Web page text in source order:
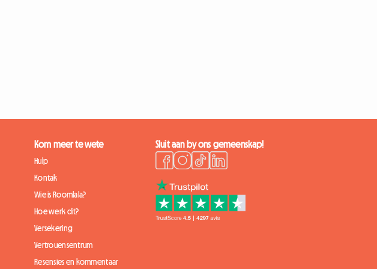
Kom meer te wete
Hulp
Kontak
Wie is Roomlala?
Hoe werk dit?
Versekering
Vertrouensentrum
Resensies en kommentaar
Sluit aan by ons gemeenskap!